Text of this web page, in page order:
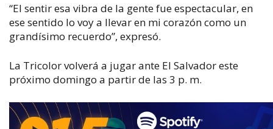
“El sentir esa vibra de la gente fue espectacular, en
ese sentido lo voy a llevar en mi corazón como un
grandísimo recuerdo”, expresó.
La Tricolor volverá a jugar ante El Salvador este
próximo domingo a partir de las 3 p. m.